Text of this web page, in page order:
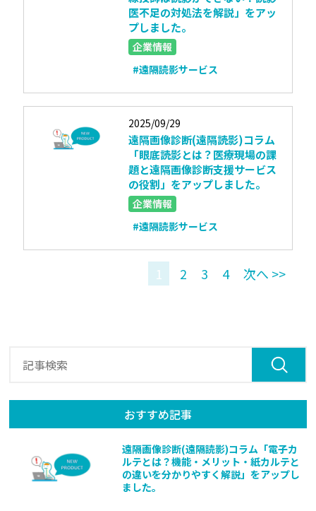
医不足の対処法を解説」をアッ
プしました。
企業情報
#遠隔読影サービス
2025/09/29
遠隔画像診断(遠隔読影)コラム
「眼底読影とは？医療現場の課
題と遠隔画像診断支援サービス
の役割」をアップしました。
企業情報
#遠隔読影サービス
1 2 3 4 次へ >>
おすすめ記事
遠隔画像診断(遠隔読影)コラム「電子カ
ルテとは？機能・メリット・紙カルテと
の違いを分かりやすく解説」をアップし
ました。